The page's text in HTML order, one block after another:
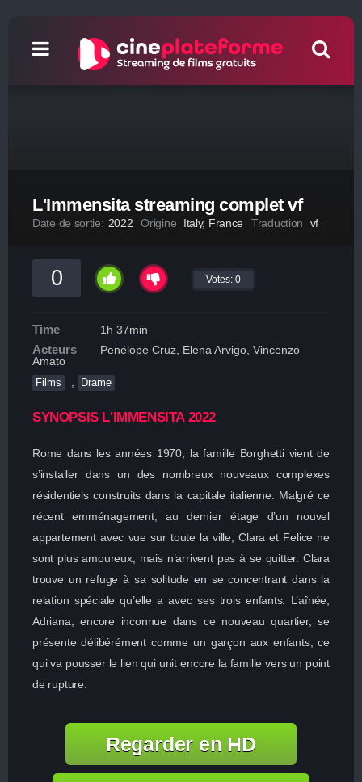
L'Immensita streaming complet vf
Date de sortie: 2022 Origine Italy, France Traduction vf
0 Votes: 0
Time 1h 37min
Acteurs
Penélope Cruz, Elena Arvigo, Vincenzo
Amato
Films Drame
SYNOPSIS L'IMMENSITA 2022
Rome dans les années 1970, la famille Borghetti vient de
s’installer dans un des nombreux nouveaux complexes
résidentiels construits dans la capitale italienne. Malgré ce
récent emménagement, au dernier étage d’un nouvel
appartement avec vue sur toute la ville, Clara et Felice ne
sont plus amoureux, mais n’arrivent pas à se quitter. Clara
trouve un refuge à sa solitude en se concentrant dans la
relation spéciale qu’elle a avec ses trois enfants. L’aînée,
Adriana, encore inconnue dans ce nouveau quartier, se
présente délibérément comme un garçon aux enfants, ce
qui va pousser le lien qui unit encore la famille vers un point
de rupture.
Regarder en HD